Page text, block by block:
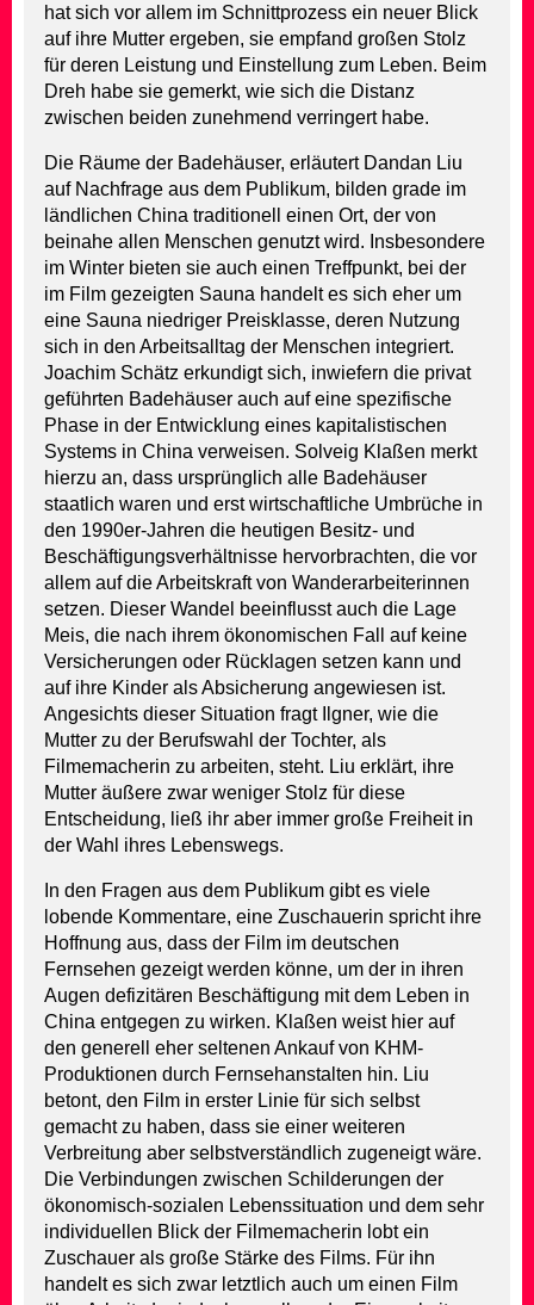
hat sich vor allem im Schnittprozess ein neuer Blick
auf ihre Mutter ergeben, sie empfand großen Stolz
für deren Leistung und Einstellung zum Leben. Beim
Dreh habe sie gemerkt, wie sich die Distanz
zwischen beiden zunehmend verringert habe.
Die Räume der Badehäuser, erläutert Dandan Liu
auf Nachfrage aus dem Publikum, bilden grade im
ländlichen China traditionell einen Ort, der von
beinahe allen Menschen genutzt wird. Insbesondere
im Winter bieten sie auch einen Treffpunkt, bei der
im Film gezeigten Sauna handelt es sich eher um
eine Sauna niedriger Preisklasse, deren Nutzung
sich in den Arbeitsalltag der Menschen integriert.
Joachim Schätz erkundigt sich, inwiefern die privat
geführten Badehäuser auch auf eine spezifische
Phase in der Entwicklung eines kapitalistischen
Systems in China verweisen. Solveig Klaßen merkt
hierzu an, dass ursprünglich alle Badehäuser
staatlich waren und erst wirtschaftliche Umbrüche in
den 1990er-Jahren die heutigen Besitz- und
Beschäftigungsverhältnisse hervorbrachten, die vor
allem auf die Arbeitskraft von Wanderarbeiterinnen
setzen. Dieser Wandel beeinflusst auch die Lage
Meis, die nach ihrem ökonomischen Fall auf keine
Versicherungen oder Rücklagen setzen kann und
auf ihre Kinder als Absicherung angewiesen ist.
Angesichts dieser Situation fragt Ilgner, wie die
Mutter zu der Berufswahl der Tochter, als
Filmemacherin zu arbeiten, steht. Liu erklärt, ihre
Mutter äußere zwar weniger Stolz für diese
Entscheidung, ließ ihr aber immer große Freiheit in
der Wahl ihres Lebenswegs.
In den Fragen aus dem Publikum gibt es viele
lobende Kommentare, eine Zuschauerin spricht ihre
Hoffnung aus, dass der Film im deutschen
Fernsehen gezeigt werden könne, um der in ihren
Augen defizitären Beschäftigung mit dem Leben in
China entgegen zu wirken. Klaßen weist hier auf
den generell eher seltenen Ankauf von KHM-
Produktionen durch Fernsehanstalten hin. Liu
betont, den Film in erster Linie für sich selbst
gemacht zu haben, dass sie einer weiteren
Verbreitung aber selbstverständlich zugeneigt wäre.
Die Verbindungen zwischen Schilderungen der
ökonomisch-sozialen Lebenssituation und dem sehr
individuellen Blick der Filmemacherin lobt ein
Zuschauer als große Stärke des Films. Für ihn
handelt es sich zwar letztlich auch um einen Film